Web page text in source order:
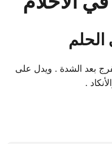
بعد الشدة . ويدل على
.